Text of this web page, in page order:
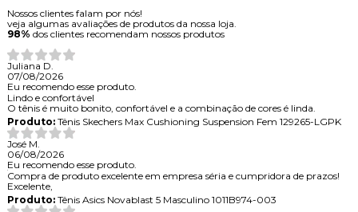
Nossos clientes falam por nós!
veja algumas avaliações de produtos da nossa loja.
98% dos clientes recomendam nossos produtos
Juliana D.
07/08/2026
Eu recomendo esse produto.
Lindo e confortável
O tênis é muito bonito, confortável e a combinação de cores é linda.
Produto:Tênis Skechers Max Cushioning Suspension Fem 129265-LGPK
José M.
06/08/2026
Eu recomendo esse produto.
Compra de produto excelente em empresa séria e cumpridora de prazos!
Excelente,
Produto:Tênis Asics Novablast 5 Masculino 1011B974-003